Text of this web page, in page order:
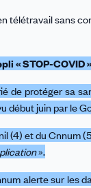
télétravail sans
« STOP-COVID
de protéger sa
début juin par le
(4) et du Cnnum
».
alerte sur les